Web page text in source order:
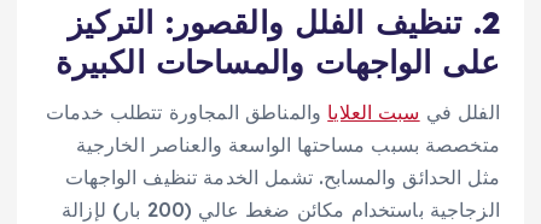
2. تنظيف الفلل والقصور: التركيز
على الواجهات والمساحات الكبيرة
الفلل في سبت العلايا والمناطق المجاورة تتطلب خدمات
متخصصة بسبب مساحتها الواسعة والعناصر الخارجية
مثل الحدائق والمسابح. تشمل الخدمة تنظيف الواجهات
الزجاجية باستخدام مكائن ضغط عالي (200 بار) لإزالة